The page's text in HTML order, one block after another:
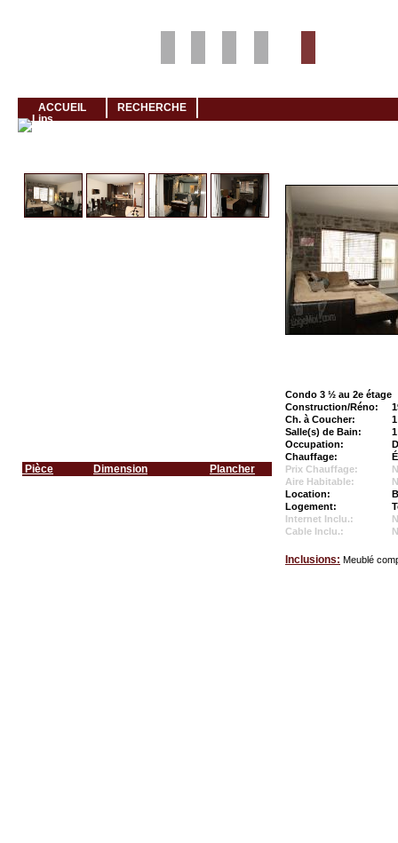
ACCUEIL RECHERCHE
Pièce Dimension Plancher
Condo 3 ½ au 2e étage
Construction/Réno:
Ch. à Coucher:
1
Salle(s) de Bain:
1
Occupation:
Chauffage:
Prix Chauffage:
Aire Habitable:
Location:
Logement:
Internet Inclu.:
Cable Inclu.:
Inclusions: Meublé